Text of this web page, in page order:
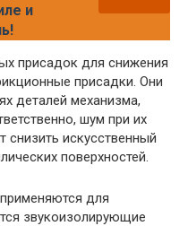
и
присадок для снижения
присадки. Они
деталей механизма,
шум при их
снизить искусственный
поверхностей.
для
звукоизолирующие